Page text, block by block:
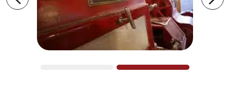
Precedente